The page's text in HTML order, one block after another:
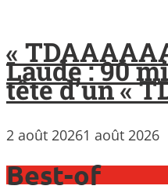
«
Laude : 90
tête d’un «
2 août 20261 août 2026
Best-of